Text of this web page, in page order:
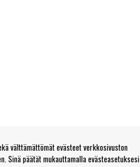
välttämättömät evästeet verkkosivuston
Sinä päätät mukauttamalla evästeasetuksesi